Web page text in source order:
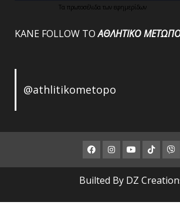
Τα πρωτοσέλιδα των εφημερίδων
ΚΑΝΕ FOLLOW ΤΟΑΘΛΗΤΙΚΟ
@athlitikometopo
Facebook
Instagram
Youtube
ΤΙΚ
ΤΟΚ
Builted By DZ